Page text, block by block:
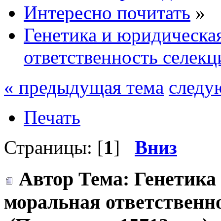
Интересно почитать »
Генетика и
ответственность
« предыдущая тема
Печать
Страницы: [1] Вниз
Автор Тема:
моральная